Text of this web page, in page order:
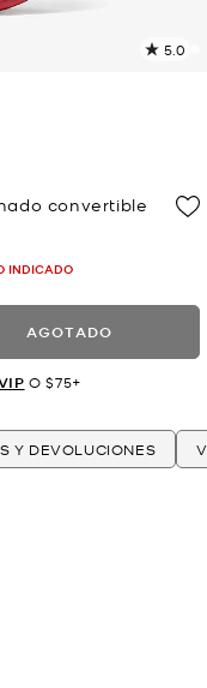
5.0
convertible
INDICADO
AGOTADO
O $75+
Y DEVOLUCIONES